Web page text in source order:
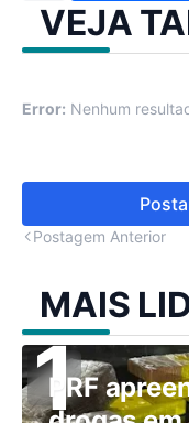
VEJA
Error: Nenhum
Postagem Anterior
MAIS
PRF